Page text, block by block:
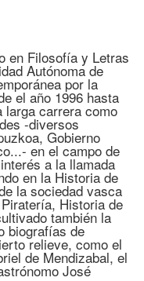
en Filosofía y Letras
Autónoma de
por la
el año 1996 hasta
larga carrera como
-diversos
Gobierno
en el campo de
a la llamada
en la Historia de
la sociedad vasca
Historia de
también la
biografías de
relieve, como el
de Mendizabal, el
José